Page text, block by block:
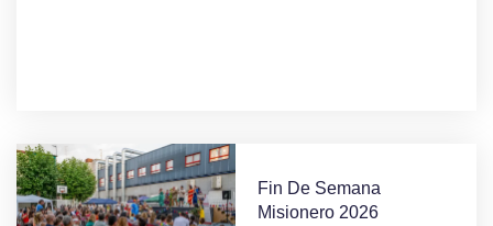
Fin De Semana
Misionero 2026